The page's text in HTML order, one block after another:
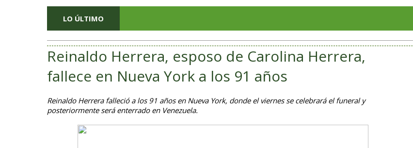
LO ÚLTIMO
Reinaldo Herrera, esposo de Carolina Herrera,
fallece en Nueva York a los 91 años
Reinaldo Herrera falleció a los 91 años en Nueva York, donde el viernes se celebrará el funeral y
posteriormente será enterrado en Venezuela.